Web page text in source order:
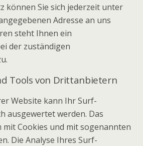
können Sie sich jederzeit unter
Adresse an uns
steht Ihnen ein
der zuständigen
Tools von Drittanbietern
Website kann Ihr Surf-
ausgewertet werden. Das
mit Cookies und mit sogenannten
Die Analyse Ihres Surf-